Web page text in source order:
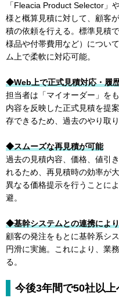
「Fleacia Product Selector」
様と概算見積に対して、顧客
積の依頼を行える。標準見積
様品や付帯費用など）につい
ム上で柔軟に対応可能。
◆Web上で正式見積対応・履
担当者は「マイオーダー」を
内容を反映した正式見積を提
存できるため、過去のやり取
◆スムーズな再見積が可能
過去の見積内容、価格、値引
れるため、再見積時の効率が
異なる価格提示を行うことに
避。
◆基幹システムとの連携によ
顧客の発注をもとに基幹系シ
円滑に実施。これにより、業
る。
今後3年間で50社以